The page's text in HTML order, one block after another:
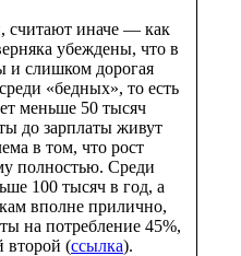
считают иначе — как
убеждены, что в
слишком дорогая
«бедных», то есть
меньше 50 тысяч
до зарплаты живут
в том, что рост
полностью. Среди
100 тысяч в год, а
вполне прилично,
на потребление 45%,
второй (ссылка).